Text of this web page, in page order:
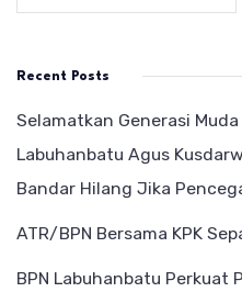
Recent Posts
Selamatkan Generasi
Labuhanbatu Agus
Bandar Hilang Jika
ATR/BPN Bersama KPK
BPN Labuhanbatu Perkuat